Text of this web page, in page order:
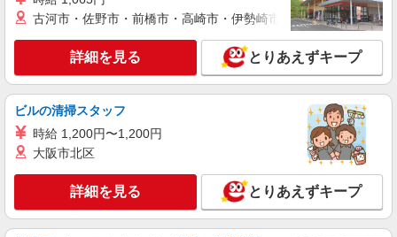
頂くと, インセンティブ支給(規定有) ★月2回払
い・週払い可能（規程有）★ ゜・。○。・゜
+゜・。○。・゜+゜
詳細を見る
紹介予定派遣
株式会社シエロ
【エーユー】の店舗スタッフ
時給1350円〜 ※残業代支給 ★交通費別途支給
頂くと, インセンティブ支給(規定有) ★月2回払
い・週払い可能（規程有）★ ゜・。○。・゜
+゜・。○。・゜+゜
静岡県浜松市浜北区のauショップ
キープ 詳細を見る
古河市・佐野市・前橋市・高崎市・伊勢崎市・太田市・館林市
詳細を見る とりあえずキープ
ビルの清掃スタッフ
時給 1,200円〜1,200円
大阪市北区
詳細を見る とりあえずキープ